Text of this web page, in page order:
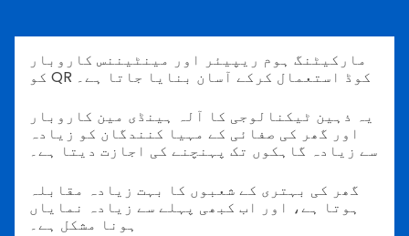
مارکیٹنگ ہوم ریپیئر اور مینٹیننس کاروبار
کو QR کوڈ استعمال کرکے آسان بنایا جاتا ہے۔
یہ ذہین ٹیکنالوجی کا آلہ ہینڈی مین کاروبار
اور گھر کی صفائی کے مہیا کنندگان کو زیادہ
سے زیادہ گاہکوں تک پہنچنے کی اجازت دیتا ہے۔
گھر کی بہتری کے شعبوں کا بہت زیادہ مقابلہ
ہوتا ہے، اور اب کبھی پہلے سے زیادہ نمایاں
ہونا مشکل ہے۔